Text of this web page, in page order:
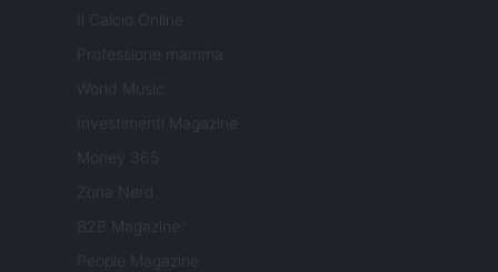
Il Calcio Online
Professione mamma
World Music
Investimenti Magazine
Money 365
Zona Nerd
B2B Magazine
People Magazine